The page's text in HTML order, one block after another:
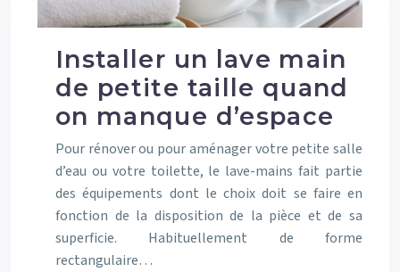
Installer un lave main
de petite taille quand
on manque d’espace
Pour rénover ou pour aménager votre petite salle
d’eau ou votre toilette, le lave-mains fait partie
des équipements dont le choix doit se faire en
fonction de la disposition de la pièce et de sa
superficie. Habituellement de forme
rectangulaire…